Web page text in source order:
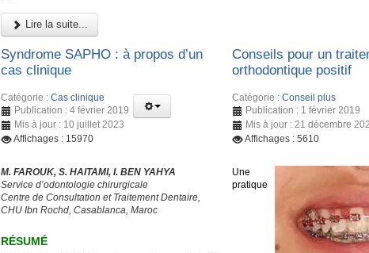
Lire la suite...
Syndrome SAPHO : à propos d’un
cas clinique
Catégorie : Cas clinique
Publication : 4 février 2019
Mis à jour : 10 juillet 2023
Affichages : 15970
M. FAROUK, S. HAITAMI, I. BEN YAHYA
Service d’odontologie chirurgicale
Centre de Consultation et Traitement Dentaire,
CHU Ibn Rochd, Casablanca, Maroc
RÉSUMÉ
Conseils pour un
orthodontique positif
Catégorie :Conseil plus
Publication : 1 février 2019
Mis à jour : 21 décembre
Affichages : 5610
Une
pratique